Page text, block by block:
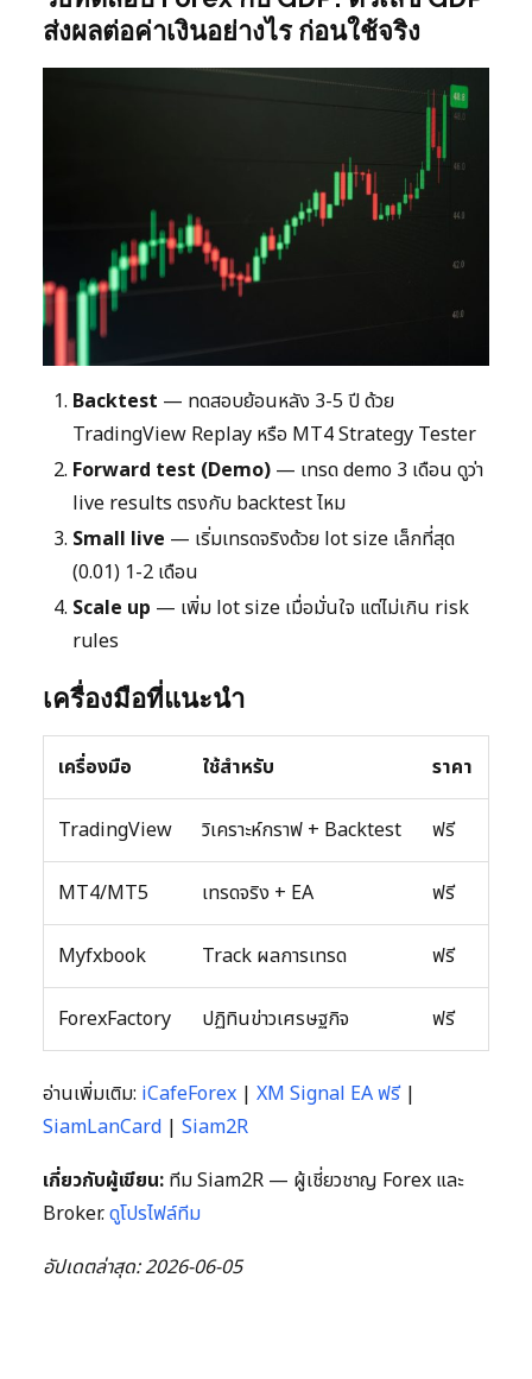
ส่งผลต่อค่าเงินอย่างไร ก่อนใช้จริง
Backtest — ทดสอบย้อนหลัง 3-5 ปี ด้วย
TradingView Replay หรือ MT4 Strategy Tester
Forward test (Demo) — เทรด demo 3 เดือน ดูว่า
live results ตรงกับ backtest ไหม
Small live — เริ่มเทรดจริงด้วย lot size เล็กที่สุด
(0.01) 1-2 เดือน
Scale up — เพิ่ม lot size เมื่อมั่นใจ แต่ไม่เกิน risk
rules
เครื่องมือที่แนะนำ
เครื่องมือ ใช้สำหรับ ราคา
TradingView วิเคราะห์กราฟ + Backtest ฟรี
MT4/MT5 เทรดจริง + EA ฟรี
Myfxbook Track ผลการเทรด ฟรี
ForexFactory ปฏิทินข่าวเศรษฐกิจ ฟรี
อ่านเพิ่มเติม: iCafeForex | XM Signal EA ฟรี|
SiamLanCard | Siam2R
เกี่ยวกับผู้เขียน: ทีม Siam2R — ผู้เชี่ยวชาญ Forex และ
Broker.ดูโปรไฟล์ทีม
อัปเดตล่าสุด: 2026-06-05